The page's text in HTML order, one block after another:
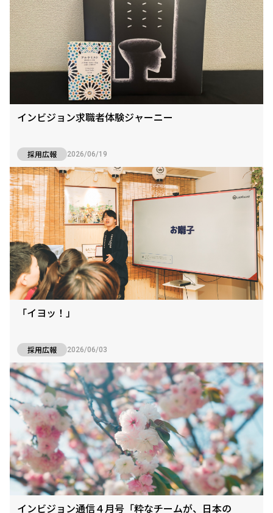
インビジョン求職者体験ジャーニー
採用広報 2026/06/19
「イヨッ！」
採用広報 2026/06/03
インビジョン通信４月号「粋なチームが、日本の